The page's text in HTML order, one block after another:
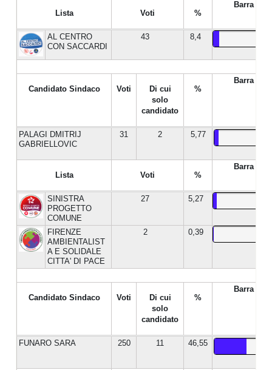
Lista Voti %
Barra %
AL CENTRO
CON SACCARDI
43 8,4
Candidato Sindaco Voti
Di cui
solo
candidato
%
Barra %
PALAGI DMITRIJ
GABRIELLOVIC
31 2 5,77
Lista Voti %
Barra %
SINISTRA
PROGETTO
COMUNE
27 5,27
FIRENZE
AMBIENTALIST
A E SOLIDALE
CITTA' DI PACE
2 0,39
Candidato Sindaco Voti
Di cui
solo
candidato
%
Barra %
FUNARO SARA 250 11 46,55